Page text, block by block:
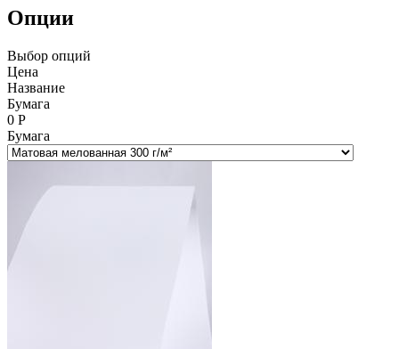
Опции
Выбор опций
Цена
Название
Бумага
0 Р
Бумага